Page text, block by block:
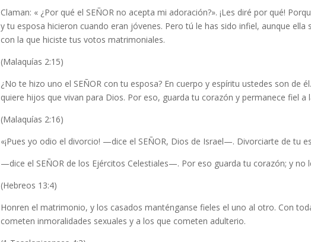
Claman: « ¿Por qué el SEÑOR no acepta mi adoración?». ¡Les diré por qué!
y tu esposa hicieron cuando eran jóvenes. Pero tú le has sido infiel, aunque
con la que hiciste tus votos matrimoniales.
(Malaquías 2:15)
¿No te hizo uno el SEÑOR con tu esposa? En cuerpo y espíritu ustedes son de
quiere hijos que vivan para Dios. Por eso, guarda tu corazón y permanece fiel a
(Malaquías 2:16)
«¡Pues yo odio el divorcio! —dice el SEÑOR, Dios de Israel—. Divorciarte de tu
—dice el SEÑOR de los Ejércitos Celestiales—. Por eso guarda tu corazón; y no
(Hebreos 13:4)
Honren el matrimonio, y los casados manténganse fieles el uno al otro. Con
cometen inmoralidades sexuales y a los que cometen adulterio.